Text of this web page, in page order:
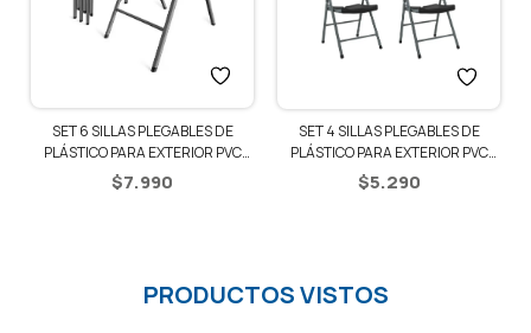
SET 6 SILLAS PLEGABLES DE
PLÁSTICO PARA EXTERIOR PVC
JARDÍN – NEGRO
$7.990
SET 4 SILLAS PLEGABLES DE
PLÁSTICO PARA EXTERIOR PVC
JARDÍN – NEGRO
$5.290
PRODUCTOS VISTOS